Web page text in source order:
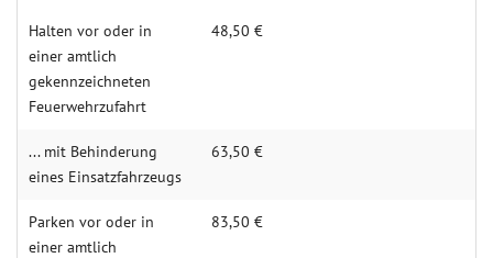
Halten vor oder in
einer amtlich
gekennzeichneten
Feuerwehrzufahrt
48,50 €
... mit Behinderung
eines Einsatzfahrzeugs
63,50 €
Parken vor oder in
einer amtlich
83,50 €